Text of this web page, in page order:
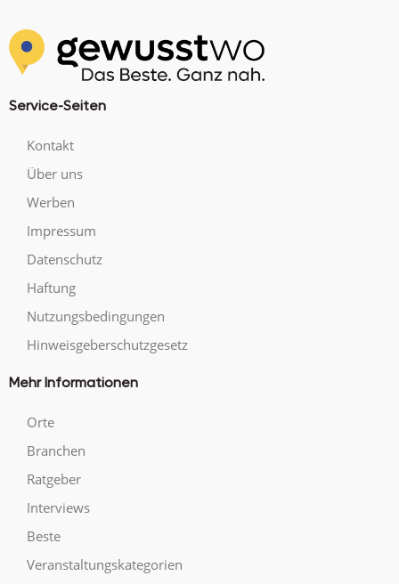
Service-Seiten
Kontakt
Über uns
Werben
Impressum
Datenschutz
Haftung
Nutzungsbedingungen
Hinweisgeberschutzgesetz
Mehr Informationen
Orte
Branchen
Ratgeber
Interviews
Beste
Veranstaltungskategorien